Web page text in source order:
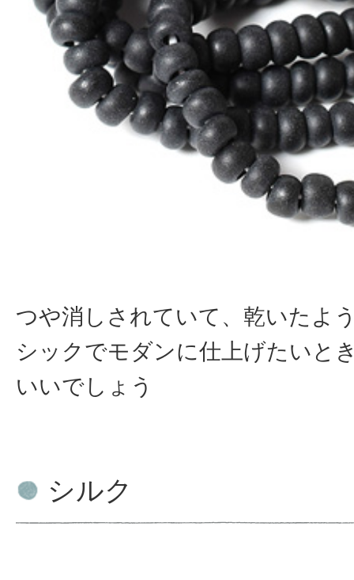
つや消しされていて、乾いたよ
シックでモダンに仕上げたいと
いいでしょう
シルク